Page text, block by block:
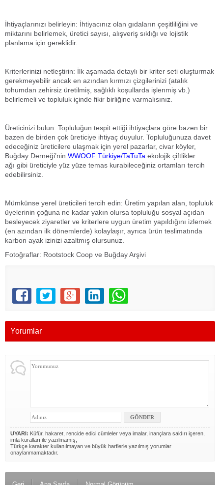
İhtiyaçlarınızı belirleyin: İhtiyacınız olan gıdaların çeşitliliğini ve
miktarını belirlemek, üretici sayısı, alışveriş sıklığı ve lojistik
planlama için gereklidir.
Kriterlerinizi netleştirin: İlk aşamada detaylı bir kriter seti oluşturmak
gerekmeyebilir ancak en azından kırmızı çizgilerinizi (atalık
tohumdan zehirsiz üretilmiş, sağlıklı koşullarda işlenmiş vb.)
belirlemeli ve topluluk içinde fikir birliğine varmalısınız.
Üreticinizi bulun: Topluluğun tespit ettiği ihtiyaçlara göre bazen bir
bazen de birden çok üreticiye ihtiyaç duyulur. Topluluğunuza davet
edeceğiniz üreticilere ulaşmak için yerel pazarlar, civar köyler,
Buğday Derneği’nin WWOOF Türkiye/TaTuTa ekolojik çiftlikler
ağı gibi üreticiyle yüz yüze temas kurabileceğiniz ortamları tercih
edebilirsiniz.
Mümkünse yerel üreticileri tercih edin: Üretim yapılan alan, topluluk
üyelerinin çoğuna ne kadar yakın olursa topluluğu sosyal açıdan
besleyecek ziyaretler ve kriterlere uygun üretim yapıldığını izlemek
(en azından ilk dönemlerde) kolaylaşır, ayrıca ürün teslimatında
karbon ayak izinizi azaltmış olursunuz.
Fotoğraflar: Rootstock Coop ve Buğday Arşivi
Yorumlar
UYARI: Küfür, hakaret, rencide edici cümleler veya imalar, inançlara saldırı içeren,
imla kuralları ile yazılmamış,
Türkçe karakter kullanılmayan ve büyük harflerle yazılmış yorumlar
onaylanmamaktadır.